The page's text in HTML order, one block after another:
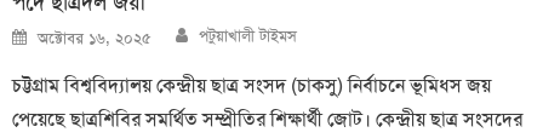
Posted
on
অক্টোবর ১৬, ২০২৫ Author
পটুয়াখালী টাইমস
চট্টগ্রাম বিশ্ববিদ্যালয় কেন্দ্রীয় ছাত্র সংসদ (চাকসু) নির্বাচনে ভূমিধস জয়
পেয়েছে ছাত্রশিবির সমর্থিত সম্প্রীতির শিক্ষার্থী জোট। কেন্দ্রীয় ছাত্র সংসদের